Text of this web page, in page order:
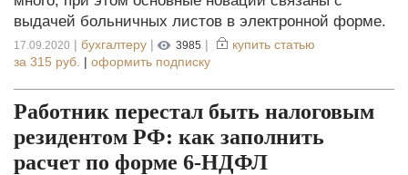
выдачей больничных листов в электронной форме.
17.09.2020 | бухгалтеру | 3985 |
купить статью
за 315 руб. | оформить подписку
Работник перестал быть налоговым
резидентом РФ: как заполнить
расчет по форме 6-НДФЛ